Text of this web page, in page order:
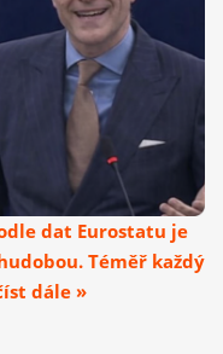
dat Eurostatu je
Téměř každý
dále »